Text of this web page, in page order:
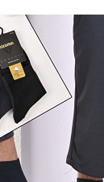
10 шт.